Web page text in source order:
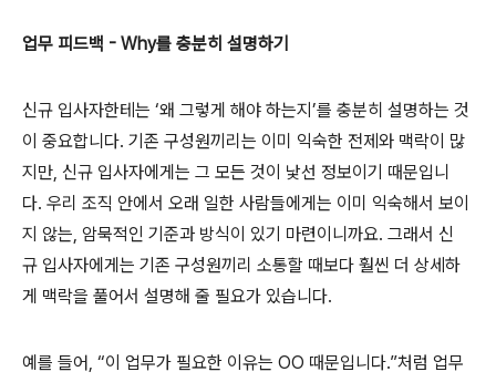
업무 피드백 - Why를 충분히 설명하기
신규 입사자한테는 ‘왜 그렇게 해야 하는지’를 충분히 설명하는 것
이 중요합니다. 기존 구성원끼리는 이미 익숙한 전제와 맥락이 많
지만, 신규 입사자에게는 그 모든 것이 낯선 정보이기 때문입니
다. 우리 조직 안에서 오래 일한 사람들에게는 이미 익숙해서 보이
지 않는, 암묵적인 기준과 방식이 있기 마련이니까요. 그래서 신
규 입사자에게는 기존 구성원끼리 소통할 때보다 훨씬 더 상세하
게 맥락을 풀어서 설명해 줄 필요가 있습니다.
예를 들어, “이 업무가 필요한 이유는 OO 때문입니다.”처럼 업무